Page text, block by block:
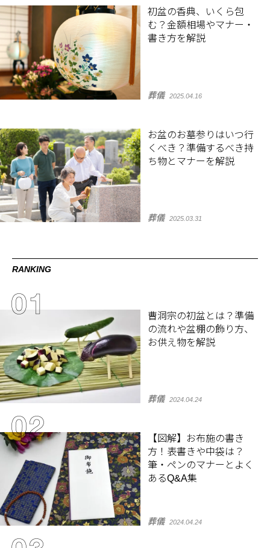
初盆の香典、いくら包
む？金額相場やマナー・
書き方を解説
葬儀 2025.04.16
お盆のお墓参りはいつ行
くべき？準備するべき持
ち物とマナーを解説
葬儀 2025.03.31
RANKING
曹洞宗の初盆とは？準備
の流れや盆棚の飾り方、
お供え物を解説
葬儀 2024.04.24
【図解】お布施の書き
方！表書きや中袋は？
筆・ペンのマナーとよく
あるQ&A集
葬儀 2024.04.24